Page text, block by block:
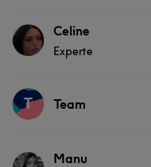
Haarfarben
Friseur
Portfolio
Info
Balayage Babylights
Services
Celine
Experte
Services
T Team
ServicesManu